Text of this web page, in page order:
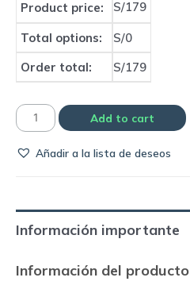
Product price: S/179
Total options:
S/0
Order total:
S/179
Camiseta
de
home
|
quantity
Add to cart
Añadir a la lista de deseos
Información importante
Información del producto